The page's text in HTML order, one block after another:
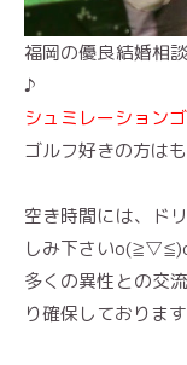
福岡の優良結婚相
♪
シュミレーション
ゴルフ好きの方は
空き時間には、ド
しみ下さい
多くの異性との交
り確保しておりま